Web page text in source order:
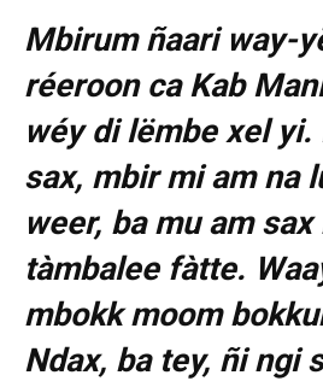
Mbirum ñaari way-
réeroon ca Kab
wéy di lëmbe xel yi.
sax, mbir mi am na
weer, ba mu am sax
tàmbalee fàtte.
mbokk moom
Ndax, ba tey, ñi ngi